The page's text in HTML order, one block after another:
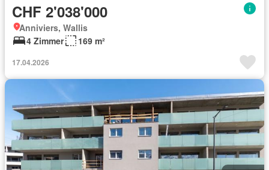
CHF 2'038'000
Anniviers, Wallis
4 Zimmer
169 m²
17.04.2026